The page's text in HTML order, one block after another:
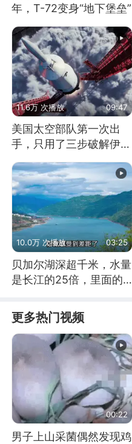
年，T-72变身“地下堡垒”
11.6万 次播放 09:47
美国太空部队第一次出
手，只用了三步破解伊朗
10.0万 次播放 03:25
贝加尔湖深超千米，水量
是长江的25倍，里面的
更多热门视频
00:22
男子上山采菌偶然发现鸡